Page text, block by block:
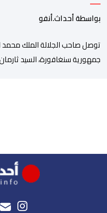
بواسطة أحداث.أنفو
توصل صاحب الجلالة الملك
جمهورية سنغافورة، السيد